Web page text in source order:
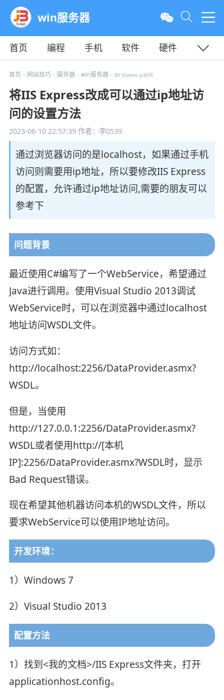
win服务器
首页 编程 手机 软件
硬件
教程
平面 服务器
首页 > 网站技巧 > 服务器> win服务器> IIS Express ip访问
将IIS Express改成可以通过ip地址访
问的设置方法
2023-06-10 22:57:39作者：李0539
通过浏览器访问的是localhost，如果通过手机
访问则需要用ip地址，所以要修改IIS Express
的配置，允许通过ip地址访问,需要的朋友可以
参考下
问题背景
最近使用C#编写了一个WebService，希望通过
Java进行调用。使用Visual Studio 2013调试
WebService时，可以在浏览器中通过localhost
地址访问WSDL文件。
访问方式如：
http://localhost:2256/DataProvider.asmx?
WSDL。
但是，当使用
http://127.0.0.1:2256/DataProvider.asmx?
WSDL或者使用http://[本机
IP]:2256/DataProvider.asmx?WSDL时，显示
Bad Request错误。
现在希望其他机器访问本机的WSDL文件，所以
要求WebService可以使用IP地址访问。
开发环境：
1）Windows 7
2）Visual Studio 2013
配置方法
1）找到<我的文档>/IIS Express文件夹，打开
applicationhost.config。